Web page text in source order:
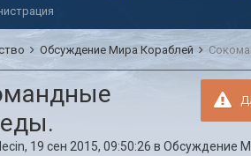
Обсуждение Мира Кораблей
, 19 сен 2015, 09:50:26 вОбсуждение